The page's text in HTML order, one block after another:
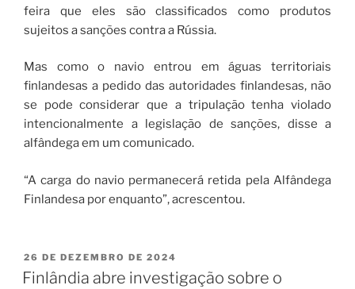
feira que eles são classificados como produtos
sujeitos a sanções contra a Rússia.
Mas como o navio entrou em águas territoriais
finlandesas a pedido das autoridades finlandesas, não
se pode considerar que a tripulação tenha violado
intencionalmente a legislação de sanções, disse a
alfândega em um comunicado.
“A carga do navio permanecerá retida pela Alfândega
Finlandesa por enquanto”, acrescentou.
26 DE DEZEMBRO DE 2024
Finlândia abre investigação sobre o